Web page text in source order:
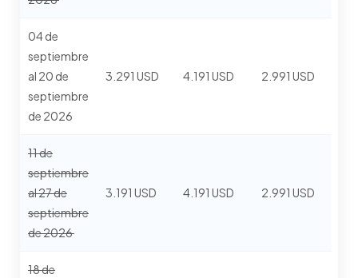
04 de
septiembre
al 20 de
septiembre
de 2026
3.291 USD 4.191 USD 2.991 USD
11 de
septiembre
al 27 de
septiembre
de 2026
3.191 USD 4.191 USD 2.991 USD
18 de